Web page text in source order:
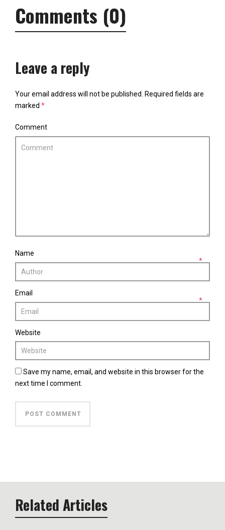
Comments (0)
Leave a reply
Your email address will not be published.
Required fields are
marked *
Comment
Name
*
Email
*
Website
Save my name, email, and website in this browser for the
next time I comment.
Related Articles